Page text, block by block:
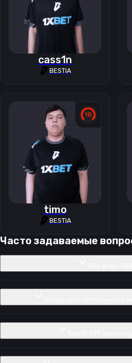
cass1n
BESTIA
timo
BESTIA
Часто задаваемые